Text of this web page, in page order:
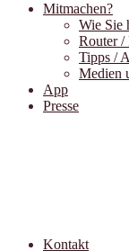
Mitmachen?
Wie Sie
Router /
Tipps /
Medien
App
Presse
Kontakt